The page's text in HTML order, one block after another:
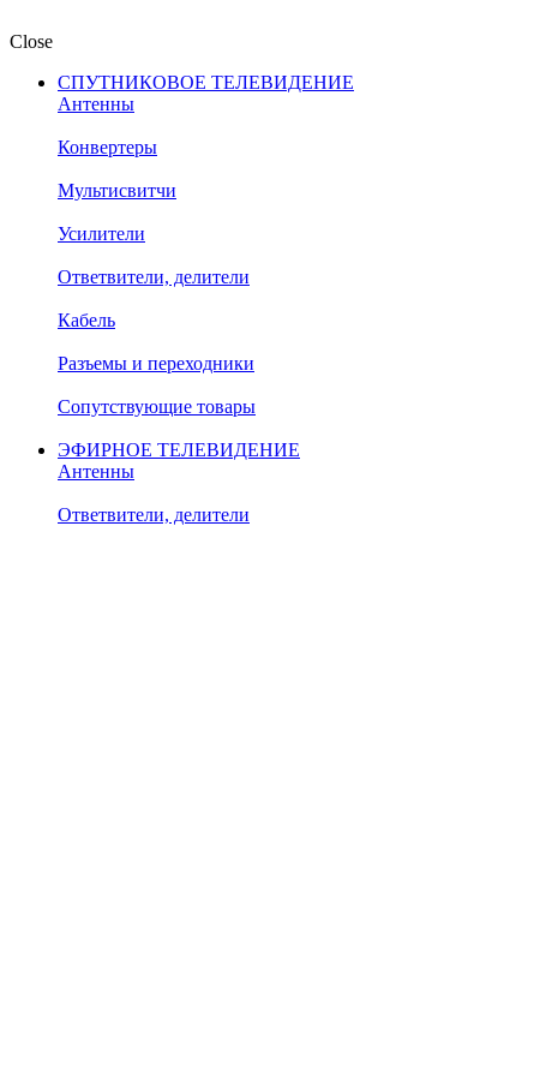
Close
СПУТНИКОВОЕ ТЕЛЕВИДЕНИЕ
Антенны
Конвертеры
Мультисвитчи
Усилители
Ответвители, делители
Кабель
Разъемы и переходники
Сопутствующие товары
ЭФИРНОЕ ТЕЛЕВИДЕНИЕ
Антенны
Ответвители, делители